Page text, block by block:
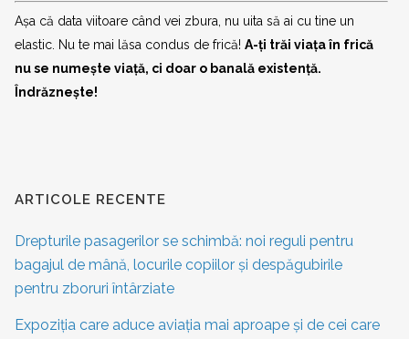
Așa că data viitoare când vei zbura, nu uita să ai cu tine un
elastic. Nu te mai lăsa condus de frică!A-ți trăi viața în frică
nu se numește viață, ci doar o banală existență.
Îndrăznește!
ARTICOLE RECENTE
Drepturile pasagerilor se schimbă: noi reguli pentru
bagajul de mână, locurile copiilor și despăgubirile
pentru zboruri întârziate
Expoziția care aduce aviația mai aproape și de cei care